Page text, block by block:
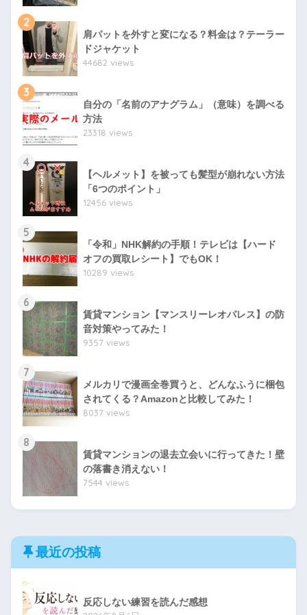
2
肩パットを外すと変になる？料金は？テーラー
ドジャケット
44682 views
3
自分の「名前のアナグラム」（意味）を調べる
方法
23318 views
4
【ヘルメット】を被っても髪型が崩れない方法
「6つのポイント」
12456 views
5
「令和」NHK解約の手順！テレビは【ハード
オフの買取レシート】でもOK！
10289 views
6
賃貸マンション【マンスリーレオパレス】の防
音対策やってみた！
9357 views
7
メルカリで漫画全巻買うと、どんなふうに梱包
されてくる？Amazonと比較してみた！
8037 views
8
賃貸マンションの退去立会いに行ってきた！壁
の落書き消えない！
7544 views
最近の投稿
反応しない練習を読んだ感想